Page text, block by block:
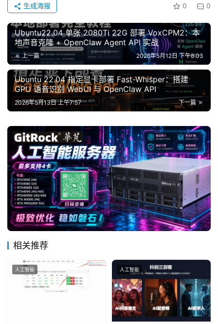
W
E
B
3
.
0
资
源
下
载
0 0
生成海报
Ubuntu22.04 单张 2080Ti 22G 部署 VoxCPM2：本
地声音克隆 + OpenClaw Agent API 实战
上一篇 2026年5月12日 下午8:03
Ubuntu 22.04 指定显卡部署 Fast-Whisper：搭建
GPU 语音识别 WebUI 与 OpenClaw API
下一篇
2026年5月13日 上午7:57
相关推荐
人工智能 人工智能